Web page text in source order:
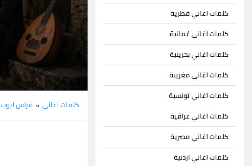
كلمات اغاني قطرية
كلمات اغاني عُمانية
كلمات اغاني بحرينية
كلمات اغاني مغريبة
كلمات اغاني تونسية
كلمات اغاني عراقية
كلمات اغاني مصرية
كلمات اغاني اردنية
كلمات اغاني » فراس ايوب